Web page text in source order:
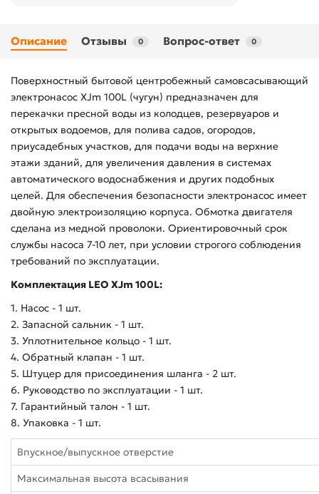
Описание Отзывы 0 Вопрос-ответ 0
Поверхностный бытовой центробежный самовсасывающий
электронасос XJm 100L (чугун) предназначен для
перекачки пресной воды из колодцев, резервуаров и
открытых водоемов, для полива садов, огородов,
приусадебных участков, для подачи воды на верхние
этажи зданий, для увеличения давления в системах
автоматического водоснабжения и других подобных
целей. Для обеспечения безопасности электронасос имеет
двойную электроизоляцию корпуса. Обмотка двигателя
сделана из медной проволоки. Ориентировочный срок
службы насоса 7-10 лет, при условии строгого соблюдения
требований по эксплуатации.
Комплектация LEO XJm 100L:
1. Насос - 1 шт.
2. Запасной сальник - 1 шт.
3. Уплотнительное кольцо - 1 шт.
4. Обратный клапан - 1 шт.
5. Штуцер для присоединения шланга - 2 шт.
6. Руководство по эксплуатации - 1 шт.
7. Гарантийный талон - 1 шт.
8. Упаковка - 1 шт.
Впускное/выпускное отверстие
Максимальная высота всасывания